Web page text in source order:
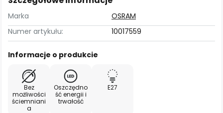
Marka
OSRAM
Numer artykułu:
10017559
Informacje o produkcie
Bez
możliwości
ściemniani
a
Oszczędno
ść energii i
trwałość
E27